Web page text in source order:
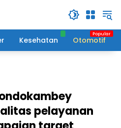
Kesehatan Otomotif
pelayanan